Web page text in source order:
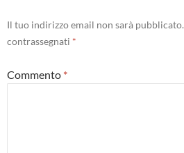
Il tuo indirizzo email non sarà pubblicato.
contrassegnati *
Commento *